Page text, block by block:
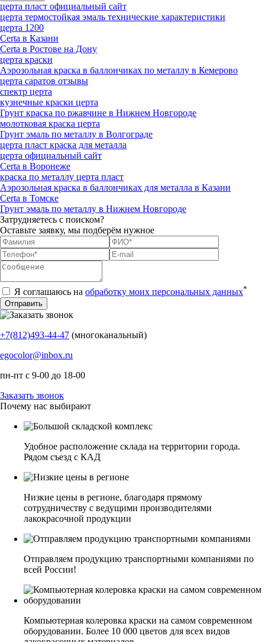
церта пласт официальный сайт
церта термостойкая эмаль технические характеристики
церта 1200
Certa в Казани
Certa в Ростове на Дону
церта краски
Аэрозольная краска в баллончиках по металлу в Кемерово
церта саратов отзывы
спектр церта
кузнечные краски церта
Грунт краска по ржавчине в Нижнем Новгороде
молотковая краска церта
Грунт эмаль по металлу в Волгограде
церта пласт краска для металла
церта официальный сайт
Certa в Воронеже
краска по металлу церта пласт
Аэрозольная краска в баллончиках для металла в Казани
Certa в Томске
Грунт эмаль по металлу в Нижнем Новгороде
Затрудняетесь с поиском?
Оставьте заявку, мы подберём нужное
Я соглашаюсь на обработку моих персональных данных*
+7(812)493-44-47 (многоканальный)
egocolor@inbox.ru
пн-пт с 9-00 до 18-00
Заказать звонок
Почему нас выбирают
Удобное расположение склада на территории города.
Рядом съезд с КАД
Низкие цены в регионе, благодаря прямому
сотрудничеству с ведущими производителями
лакокрасочной продукции
Отправляем продукцию транспортными компаниями по
всей России!
Компьютерная колеровка краски на самом современном
оборудовании. Более 10 000 цветов для всех видов